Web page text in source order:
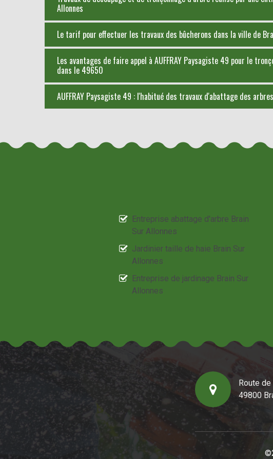
Allonnes
Le tarif pour effectuer les travaux des bûcherons dans la ville de
Les avantages de faire appel à AUFFRAY Paysagiste 49 pour le
dans le 49650
AUFFRAY Paysagiste 49 : l'habitué des travaux d'abattage des
Entreprise abattage d'arbre Brain
Sur Allonnes
Jardinier taille de haie Brain Sur
Allonnes
Entreprise de jardinage Brain Sur
Allonnes
Route
49800